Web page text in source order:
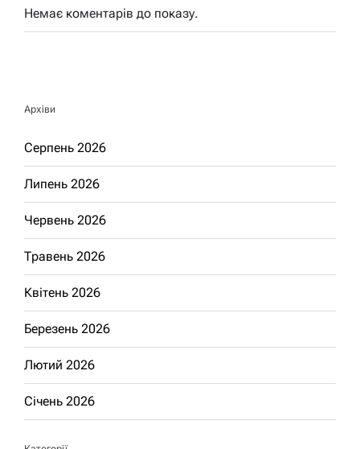
Немає коментарів до показу.
Архіви
Серпень 2026
Липень 2026
Червень 2026
Травень 2026
Квітень 2026
Березень 2026
Лютий 2026
Січень 2026